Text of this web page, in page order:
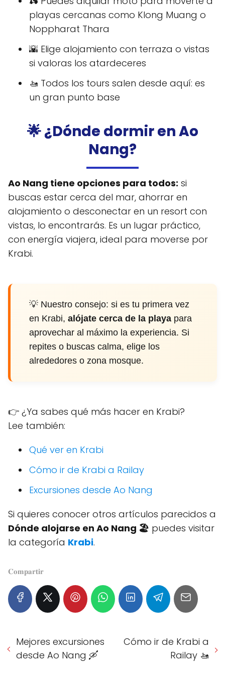
playas cercanas como Klong Muang o
Noppharat Thara
🌇 Elige alojamiento con terraza o vistas
si valoras los atardeceres
🚤 Todos los tours salen desde aquí: es
un gran punto base
🌟 ¿Dónde dormir en Ao
Nang?
Ao Nang tiene opciones para todos: si
buscas estar cerca del mar, ahorrar en
alojamiento o desconectar en un resort con
vistas, lo encontrarás. Es un lugar práctico,
con energía viajera, ideal para moverse por
Krabi.
💡 Nuestro consejo: si es tu primera vez
en Krabi, alójate cerca de la playapara
aprovechar al máximo la experiencia. Si
repites o buscas calma, elige los
alrededores o zona mosque.
👉 ¿Ya sabes qué más hacer en Krabi?
Lee también:
Qué ver en Krabi
Cómo ir de Krabi a Railay
Excursiones desde Ao Nang
Si quieres conocer otros artículos parecidos a
Dónde alojarse en Ao Nang 🏖️ puedes visitar
la categoría Krabi.
𝐂𝐨𝐦𝐩𝐚𝐫𝐭𝐢𝐫
Mejores excursiones
desde Ao Nang 🛶
Cómo ir de Krabi a
Railay 🚤